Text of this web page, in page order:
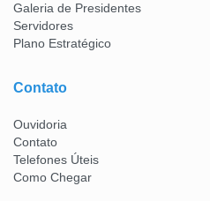
Galeria de Presidentes
Servidores
Plano Estratégico
Contato
Ouvidoria
Contato
Telefones Úteis
Como Chegar